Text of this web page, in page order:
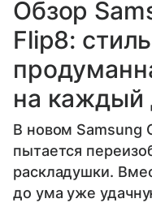
Обзор
Flip8:
на каждый
В новом Samsung
пытается
раскладушки.
до ума уже